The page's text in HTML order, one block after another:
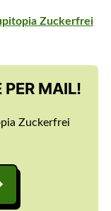
PER MAIL!
Zuckerfrei